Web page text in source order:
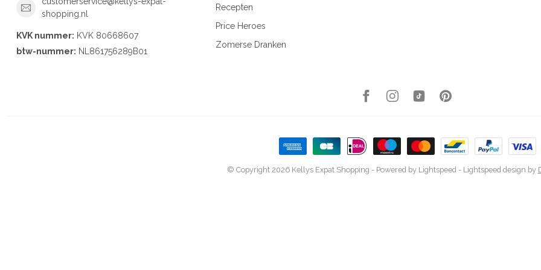
shopping.nl
KVK nummer: KVK 80668607
btw-nummer: NL861756289B01
Recepten
Price Heroes
Zomerse Dranken
© Copyright 2026 Kellys Expat Shopping - Powered by Lightspeed- Lightspeed design by